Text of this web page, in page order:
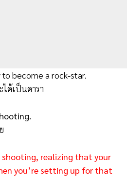
become a rock-star.
ได้เป็นดารา
shooting, realizing that your
you’re setting up for that